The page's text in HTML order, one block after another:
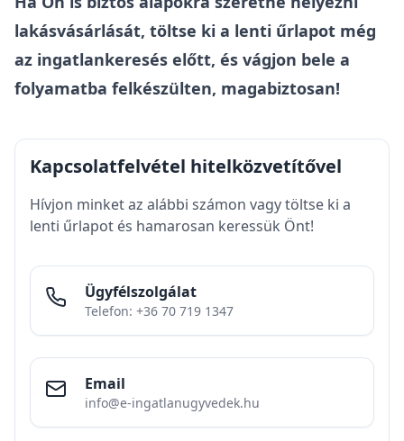
lakásvásárlását, töltse ki a lenti űrlapot még
az ingatlankeresés előtt, és vágjon bele a
folyamatba felkészülten, magabiztosan!
Kapcsolatfelvétel hitelközvetítővel
Hívjon minket az alábbi számon vagy töltse ki a
lenti űrlapot és hamarosan keressük Önt!
Ügyfélszolgálat
Telefon: +36 70 719 1347
Email
info@e-ingatlanugyvedek.hu